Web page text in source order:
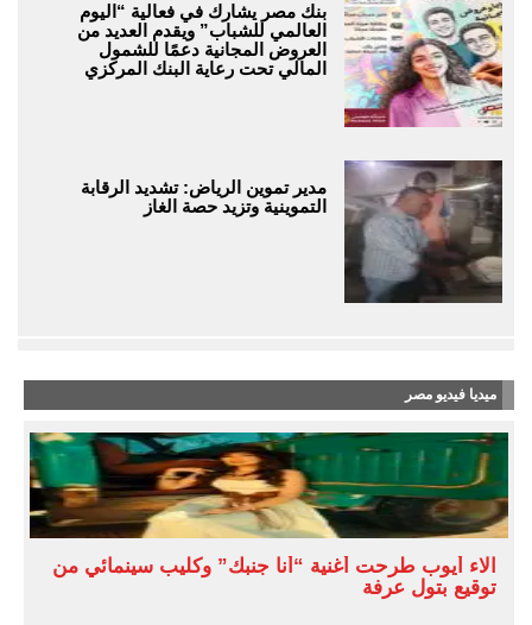
بنك مصر يشارك في فعالية “اليوم
العالمي للشباب” ويقدم العديد من
العروض المجانية دعمًا للشمول
المالي تحت رعاية البنك المركزي
مدير تموين الرياض: تشديد الرقابة
التموينية وتزيد حصة الغاز
ميديا فيديو مصر
آلاء أيوب طرحت أغنية “أنا جنبك” وكليب سينمائي من
توقيع بتول عرفة